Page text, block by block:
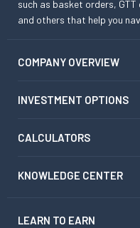
such as basket orders,
and others that help you
COMPANY OVERVIEW
INVESTMENT OPTIONS
CALCULATORS
KNOWLEDGE CENTER
LEARN TO EARN